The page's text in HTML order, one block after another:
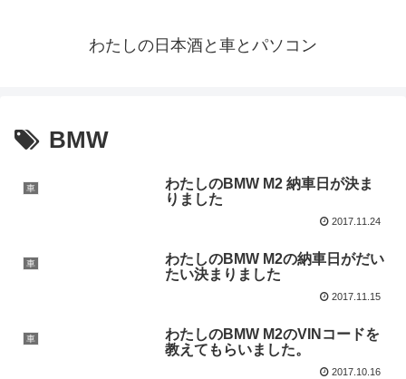
わたしの日本酒と車とパソコン
BMW
車
わたしのBMW M2 納車日が決ま
りました
2017.11.24
車
わたしのBMW M2の納車日がだい
たい決まりました
2017.11.15
車
わたしのBMW M2のVINコードを
教えてもらいました。
2017.10.16